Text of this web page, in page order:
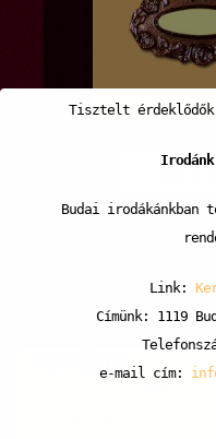
TERMÉKEK
Tisztelt
Budai irodákánkban
Link:
Címünk: 1119
e-mail cím: